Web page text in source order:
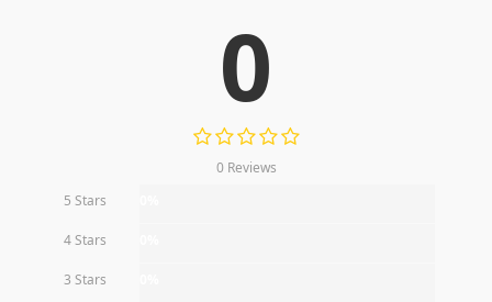
0
0 Reviews
5 Stars
4 Stars
3 Stars